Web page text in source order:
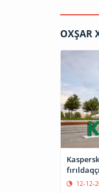
OXŞAR
12-12-